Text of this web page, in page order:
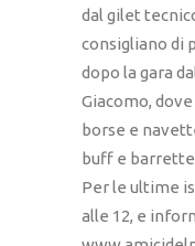
dal gilet
consigliano di
dopo la gara
Giacomo,
borse e
buff e
Per le ultime
alle 12, e